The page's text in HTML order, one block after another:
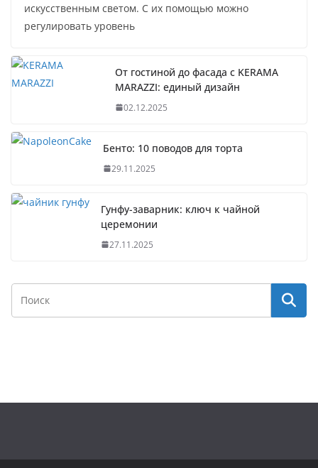
искусственным светом. С их помощью можно
регулировать уровень
От гостиной до фасада с KERAMA
MARAZZI: единый дизайн
02.12.2025
Бенто: 10 поводов для торта
29.11.2025
Гунфу-заварник: ключ к чайной
церемонии
27.11.2025